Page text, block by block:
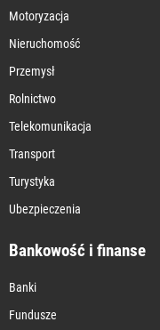
Motoryzacja
Nieruchomość
Przemysł
Rolnictwo
Telekomunikacja
Transport
Turystyka
Ubezpieczenia
Bankowość i finanse
Banki
Fundusze